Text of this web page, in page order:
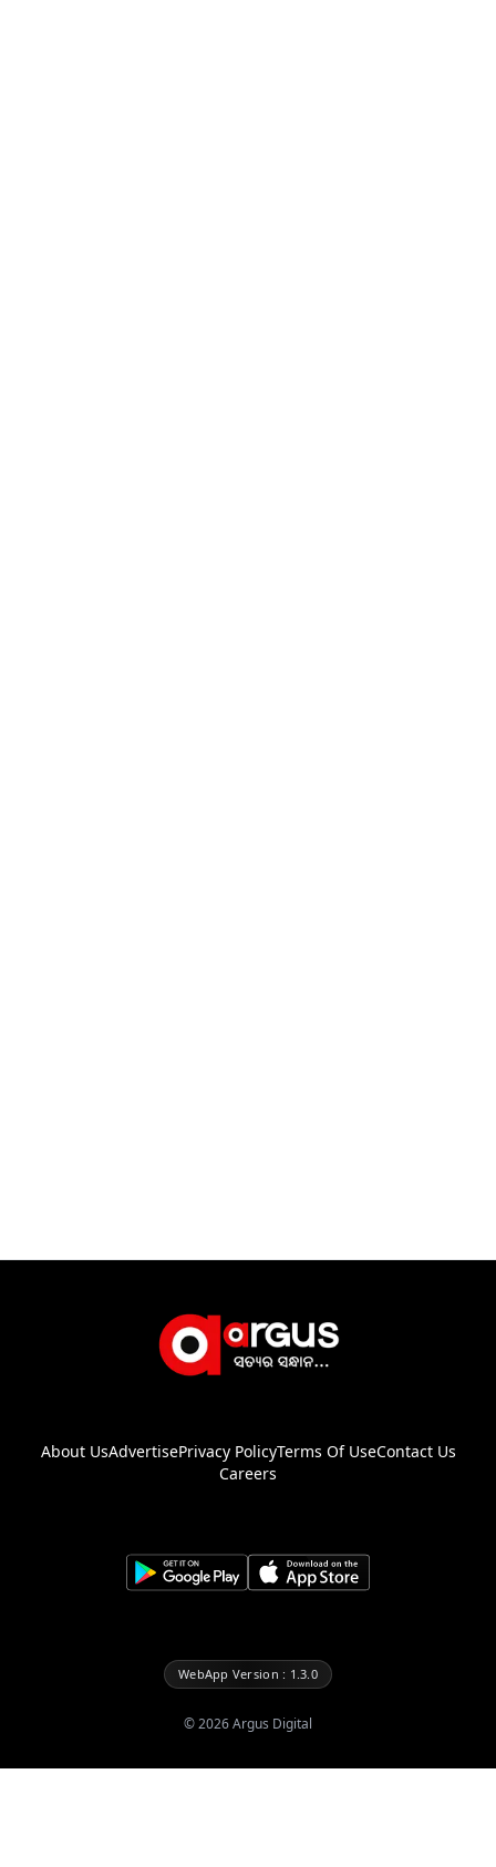
About UsAdvertisePrivacy PolicyTerms Of UseContact Us
Careers
WebApp Version : 1.3.0
©2026Argus Digital